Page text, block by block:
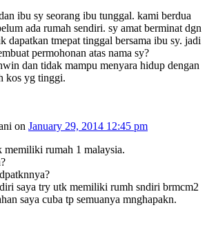
ibu sy seorang ibu tunggal. kami berdua
ada rumah sendiri. sy amat berminat dgn
dapatkan tmepat tinggal bersama ibu sy. jadi
permohonan atas nama sy?
dan tidak mampu menyara hidup dengan
kos yg tinggi.
on January 29, 2014 12:45 pm
memiliki rumah 1 malaysia.
saya try utk memiliki rumh sndiri brmcm2
saya cuba tp semuanya mnghapakn.